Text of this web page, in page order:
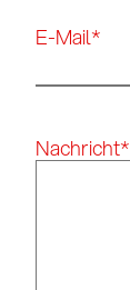
E-Mail*
Nachricht*